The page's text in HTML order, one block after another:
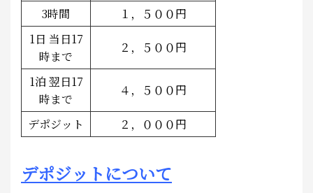
3時間
１，５００円
1日 当日17
時まで
２，５００円
1泊 翌日17
時まで
４，５００円
デポジット ２，０００円
デポジットについて